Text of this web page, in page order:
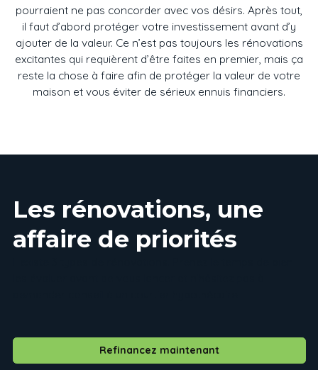
pourraient ne pas concorder avec vos désirs. Après tout,
il faut d’abord protéger votre investissement avant d’y
ajouter de la valeur. Ce n’est pas toujours les rénovations
excitantes qui requièrent d’être faites en premier, mais ça
reste la chose à faire afin de protéger la valeur de votre
maison et vous éviter de sérieux ennuis financiers.
Les rénovations, une
affaire de priorités
Refinancez maintenant